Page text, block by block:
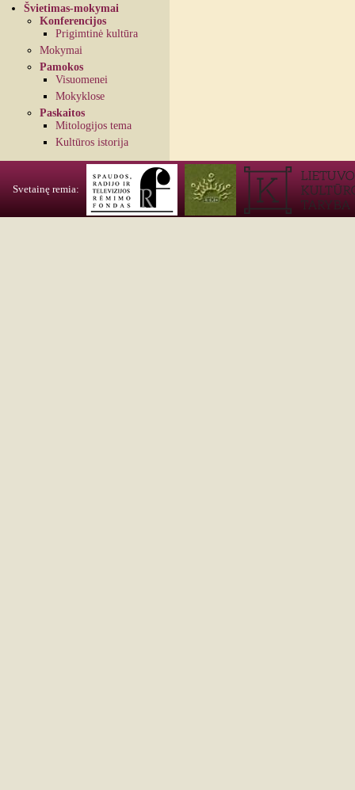
Švietimas-mokymai
Konferencijos
Prigimtinė kultūra
Mokymai
Pamokos
Visuomenei
Mokyklose
Paskaitos
Mitologijos tema
Kultūros istorija
Svetainę remia: